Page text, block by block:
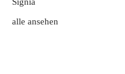
alle ansehen